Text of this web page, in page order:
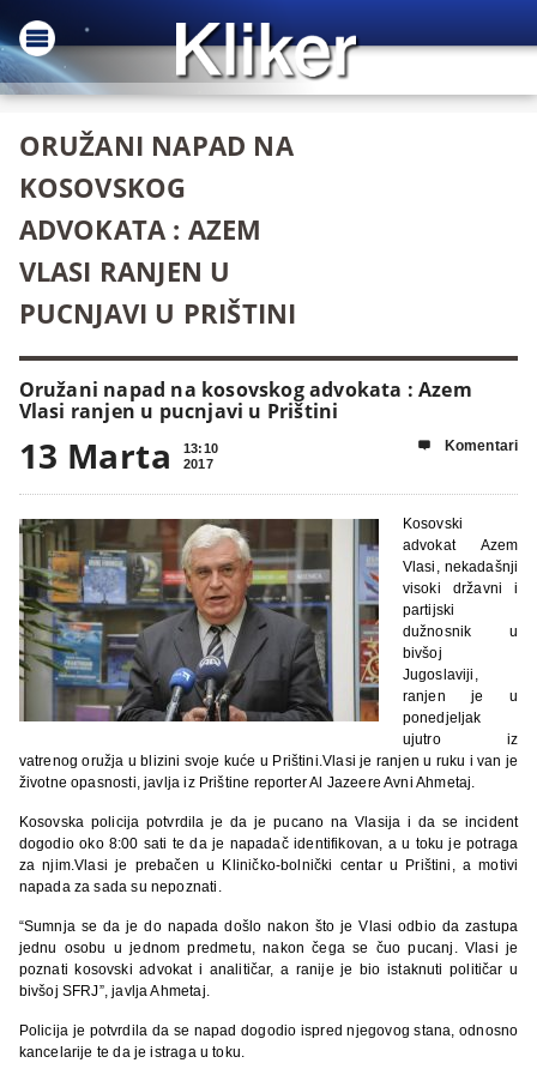
ORUŽANI NAPAD NA
KOSOVSKOG
ADVOKATA : AZEM
VLASI RANJEN U
PUCNJAVI U PRIŠTINI
Oružani napad na kosovskog advokata : Azem
Vlasi ranjen u pucnjavi u Prištini
13 Marta
13:10
2017
 Komentari
Kosovski
advokat Azem
Vlasi, nekadašnji
visoki državni i
partijski
dužnosnik u
bivšoj
Jugoslaviji,
ranjen je u
ponedjeljak
ujutro iz
vatrenog oružja u blizini svoje kuće u Prištini.Vlasi je ranjen u ruku i van je
životne opasnosti, javlja iz Prištine reporter Al Jazeere Avni Ahmetaj.
Kosovska policija potvrdila je da je pucano na Vlasija i da se incident
dogodio oko 8:00 sati te da je napadač identifikovan, a u toku je potraga
za njim.Vlasi je prebačen u Kliničko-bolnički centar u Prištini, a motivi
napada za sada su nepoznati.
“Sumnja se da je do napada došlo nakon što je Vlasi odbio da zastupa
jednu osobu u jednom predmetu, nakon čega se čuo pucanj. Vlasi je
poznati kosovski advokat i analitičar, a ranije je bio istaknuti političar u
bivšoj SFRJ”, javlja Ahmetaj.
Policija je potvrdila da se napad dogodio ispred njegovog stana, odnosno
kancelarije te da je istraga u toku.